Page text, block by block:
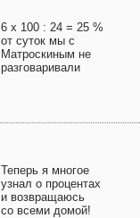
6 х 100 : 24 = 25 %
от суток мы с
Матроскиным не
разговаривали
Теперь я многое
узнал о процентах
и возвращаюсь
со всеми домой!